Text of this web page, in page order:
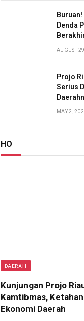
Denda
AUGUST
Projo
Serius
MAY 2,
HO
DAERAH
Kunjungan Projo
Kamtibmas,
Ekonomi Daerah